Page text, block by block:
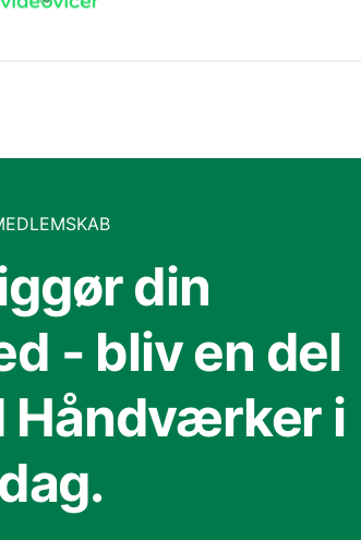
din
- bliv en del
Håndværker i
dag.